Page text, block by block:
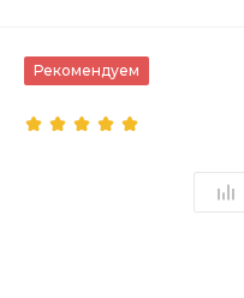
Рекомендуем